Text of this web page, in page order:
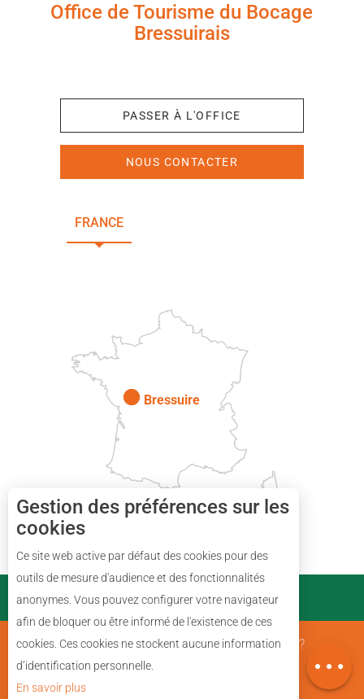
Description
Carte
Office de Tourisme du Bocage
Bressuirais
PASSER À L'OFFICE
NOUS CONTACTER
FRANCE
Bressuire
PARTENAIRES
Mentions Légales Qui sommes nous ?
Gestion des préférences sur les
cookies
Ce site web active par défaut des cookies pour des
outils de mesure d'audience et des fonctionnalités
anonymes. Vous pouvez configurer votre navigateur
afin de bloquer ou être informé de l'existence de ces
cookies. Ces cookies ne stockent aucune information
d’identification personnelle.
En savoir plus